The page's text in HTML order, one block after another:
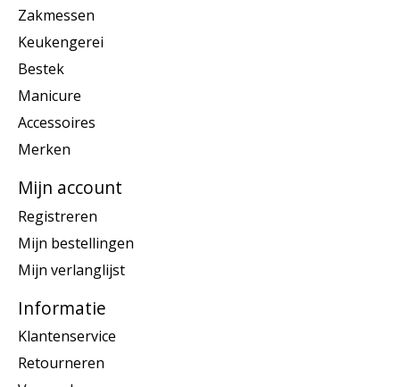
Zakmessen
Keukengerei
Bestek
Manicure
Accessoires
Merken
Mijn account
Registreren
Mijn bestellingen
Mijn verlanglijst
Informatie
Klantenservice
Retourneren